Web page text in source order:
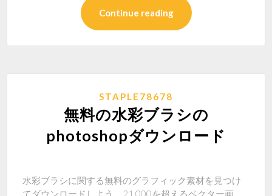
Continue reading
STAPLE78678
無料の水彩ブラシの
photoshopダウンロード
水彩ブラシに関する無料のグラフィック素材を見つけ
てダウンロードしよう。21,000を超えるベクター画